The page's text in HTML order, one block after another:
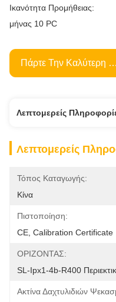
Ικανότητα Προμήθειας:
μήνας 10 PC
Πάρτε Την Καλύτερη
Λεπτομερείς
Λεπτομερείς
Τόπος Καταγωγής:
Κίνα
Πιστοποίηση:
CE, Calibration Certificate
ΟΡΙΖΟΝΤΑΣ:
SL-Ipx1-4b-R400
Ακτίνα Δαχτυλιδιών